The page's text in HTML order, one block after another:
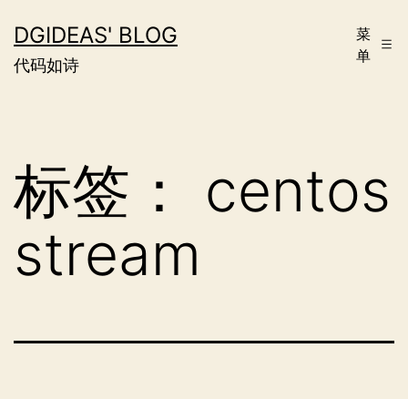
至
内
DGIDEAS' BLOG
代码如诗
菜
单
标签： centos
stream